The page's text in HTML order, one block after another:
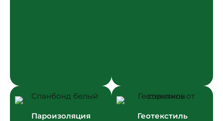
Пароизоляция Геотекстиль